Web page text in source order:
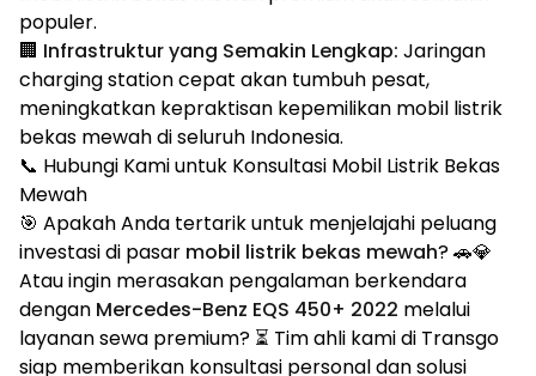
populer.
🏢 Infrastruktur yang Semakin Lengkap: Jaringan
charging station cepat akan tumbuh pesat,
meningkatkan kepraktisan kepemilikan mobil listrik
bekas mewah di seluruh Indonesia.
📞 Hubungi Kami untuk Konsultasi Mobil Listrik Bekas
Mewah
🎯 Apakah Anda tertarik untuk menjelajahi peluang
investasi di pasar mobil listrik bekas mewah? 🚗💎
Atau ingin merasakan pengalaman berkendara
dengan Mercedes-Benz EQS 450+ 2022 melalui
layanan sewa premium? ⏳ Tim ahli kami di Transgo
siap memberikan konsultasi personal dan solusi